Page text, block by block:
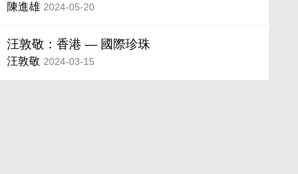
陳進雄 2024-05-20
汪敦敬：香港 — 國際珍珠
汪敦敬 2024-03-15